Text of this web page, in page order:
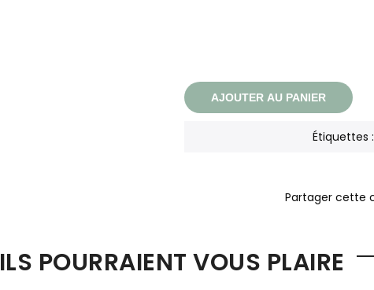
AJOUTER AU PANIER
Étiquettes :
ILS POURRAIENT VOUS PLAIRE